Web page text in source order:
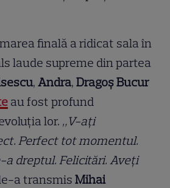
finală a ridicat sala în
laude supreme din partea
,Andra,Dragoș Bucur
au fost profund
lor. „V-ați
Perfect tot momentul.
dreptul. Felicitări. Aveți
a transmisMihai